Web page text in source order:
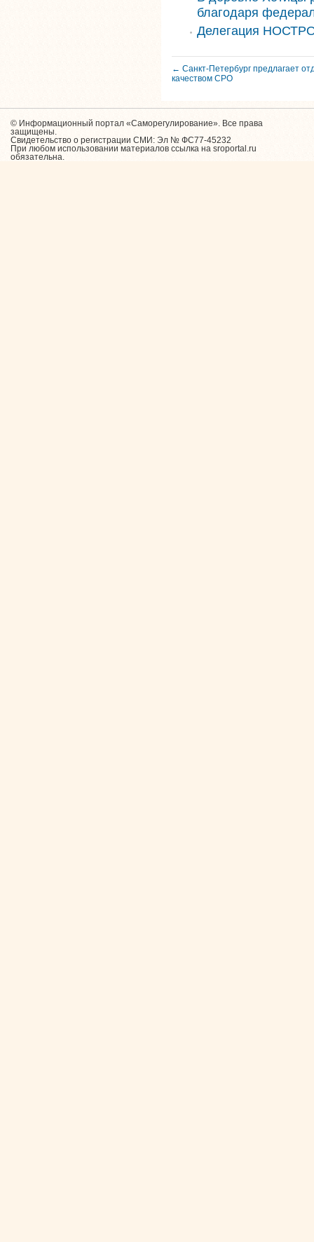
благодаря
Делегация
← Санкт-Петербург предлагает
качеством СРО
© Информационный портал «Саморегулирование». Все права
защищены.
Свидетельство о регистрации СМИ: Эл № ФС77-45232
При любом использовании материалов ссылка на sroportal.ru
обязательна.